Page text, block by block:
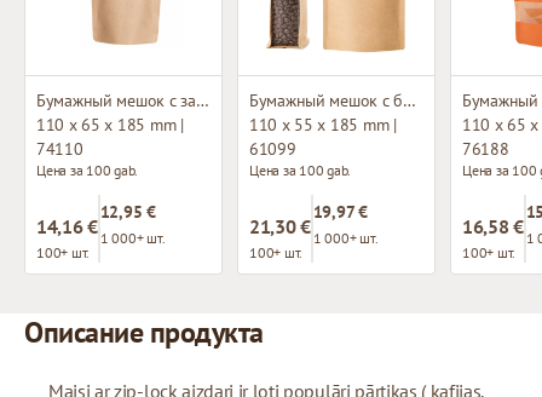
Бумажный мешок с застежкой зип-лок
110 x 65 x 185 mm |
74110
Цена за 100 gab.
14,16 €
100+ шт.
12,95 €
1 000+ шт.
Бумажный мешок с боковым окном и застежкой зип-лок
110 x 55 x 185 mm |
61099
Цена за 100 gab.
21,30 €
100+ шт.
19,97 €
1 000+ шт.
110 x 65
76188
Цена за 100
16,58 €
100+ шт.
1
Описание продукта
Maisi ar zip-lock aizdari ir ļoti populāri pārtikas ( kafijas,